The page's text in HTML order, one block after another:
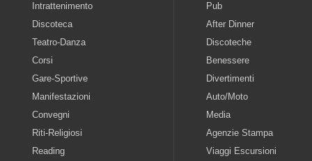
Intrattenimento
Discoteca
Teatro-Danza
Corsi
Gare-Sportive
Manifestazioni
Convegni
Riti-Religiosi
Reading
Pub
After Dinner
Discoteche
Benessere
Divertimenti
Auto/Moto
Media
Agenzie Stampa
Viaggi Escursioni